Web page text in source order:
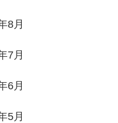
8月
7月
6月
5月